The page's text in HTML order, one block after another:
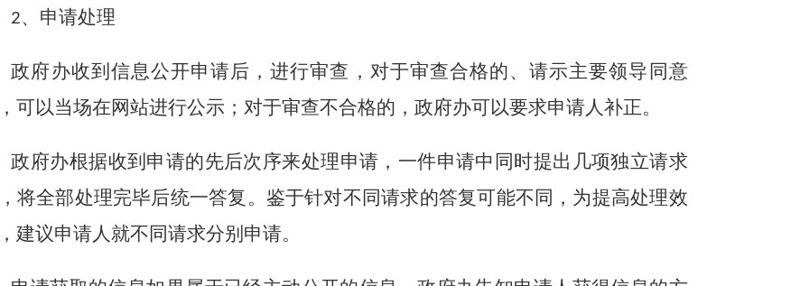
2、申请处理
政府办收到信息公开申请后，进行审查，对于审查合格的、请示主要领导同意
可以当场在网站进行公示 ；对于审查不合格的，政府办可以要求申请人补正。
政府办根据收到申请的先后次序来处理申请，一件申请中同时提出几项独立请求
将全部处理完毕后统一答复。鉴于针对不同请求的答复可能不同，为提高处理效
建议申请人就不同请求分别申请。